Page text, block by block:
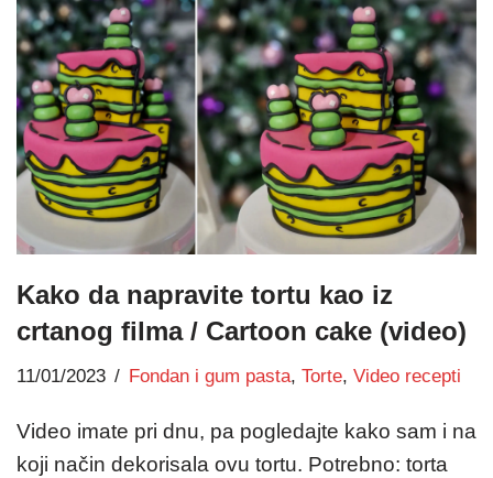
Kako da napravite tortu kao iz
crtanog filma / Cartoon cake (video)
11/01/2023 Fondan i gum pasta, Torte, Video recepti
Video imate pri dnu, pa pogledajte kako sam i na
koji način dekorisala ovu tortu. Potrebno: torta